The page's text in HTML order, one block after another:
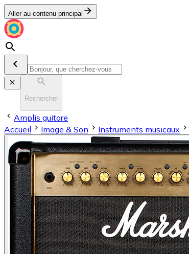
Aller au contenu principal
Rechercher
Amplis guitare
Accueil
Image & Son Instruments musicaux